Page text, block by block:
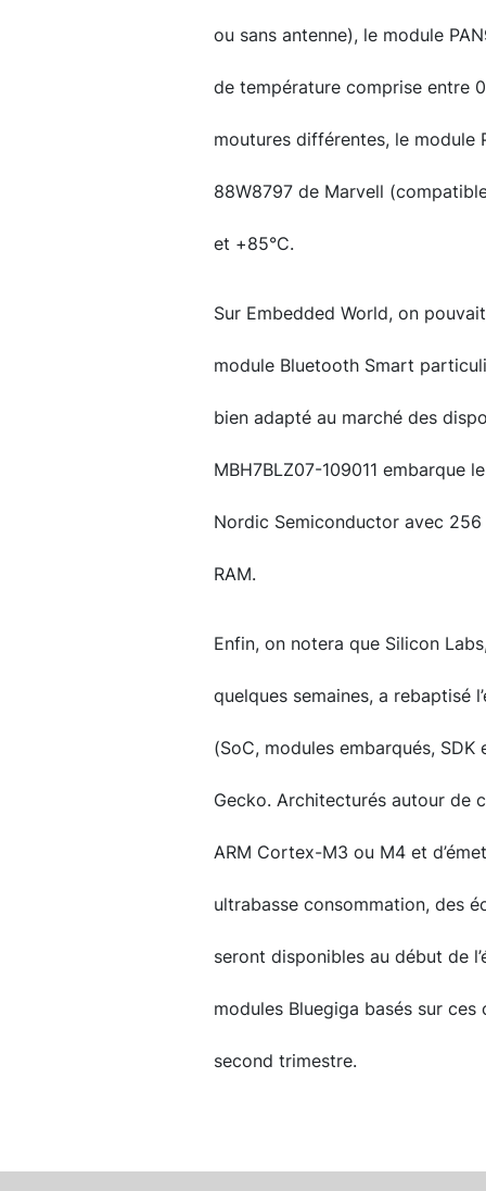
ou sans antenne), le module
de température comprise entre
moutures différentes, le module
88W8797 de Marvell
et +85°C.
Sur Embedded World, on
module Bluetooth Smart
bien adapté au marché des
MBH7BLZ07-109011 embarque
Nordic Semiconductor avec
RAM.
Enfin, on notera que Silicon
quelques semaines, a rebaptisé
(SoC, modules embarqués,
Gecko. Architecturés autour de
ARM Cortex-M3 ou M4 et
ultrabasse consommation, des
seront disponibles au début de
modules Bluegiga basés sur
second trimestre.